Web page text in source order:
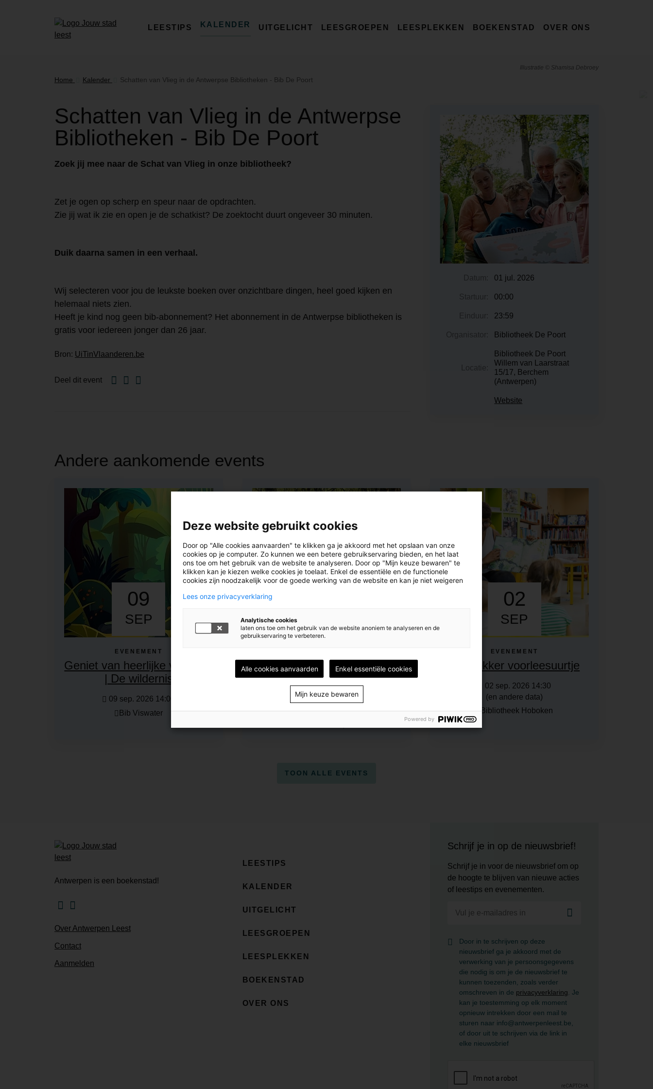
LEESTIPS KALENDER UITGELICHT LEESGROEPEN LEESPLEKKEN BOEKENSTAD OVER ONS
Home Kalender Schatten van Vlieg in de Antwerpse Bibliotheken - Bib De Poort
Illustratie © Shamisa Debroey
Schatten van Vlieg in de Antwerpse
Bibliotheken - Bib De Poort
Zoek jij mee naar de Schat van Vlieg in onze bibliotheek?
Zet je ogen op scherp en speur naar de opdrachten.
Zie jij wat ik zie en open je de schatkist? De zoektocht duurt ongeveer 30 minuten.
Duik daarna samen in een verhaal.
Wij selecteren voor jou de leukste boeken over onzichtbare dingen, heel goed kijken en
helemaal niets zien.
Heeft je kind nog geen bib-abonnement? Het abonnement in de Antwerpse bibliotheken is
gratis voor iedereen jonger dan 26 jaar.
Bron: UiTinVlaanderen.be
Deel dit event Facebook
Twitter
01 jul. 2026
00:00
23:59
Bibliotheek De Poort
Bibliotheek De Poort
Willem van Laarstraat
15/17, Berchem
(Antwerpen)
Website
Andere aankomende events
09
SEP
EVENEMENT
Geniet van heerlijke verhalen
| De wildernis
09 sep. 2026 14:00
Bib Viswater
Weetjes en verhalen over
bomen
30 sep. 2026 20:00
Bib Rozemaai (Ontmoetingscentrum
02
SEP
EVENEMENT
Leeslekker voorleesuurtje
02 sep. 2026 14:30
(en andere data)
Bibliotheek Hoboken
TOON ALLE EVENTS
Antwerpen is een boekenstad!
Facebook
Over Antwerpen Leest
Contact
Aanmelden
LEESTIPS
KALENDER
UITGELICHT
LEESGROEPEN
LEESPLEKKEN
BOEKENSTAD
OVER ONS
Schrijf je in op de nieuwsbrief!
Schrijf je in voor de nieuwsbrief om op
de hoogte te blijven van nieuwe acties
of leestips en evenementen.
Door in te schrijven op deze
nieuwsbrief ga je akkoord met de
verwerking van je persoonsgegevens
die nodig is om je de nieuwsbrief te
kunnen toezenden, zoals verder
omschreven in de privacyverklaring . Je
kan je toestemming op elk moment
opnieuw intrekken door een mail te
sturen naar info@antwerpenleest.be,
of door uit te schrijven via de link in
elke nieuwsbrief
Deze website gebruikt cookies
Door op "Alle cookies aanvaarden" te klikken ga je akkoord met het opslaan van onze
cookies op je computer. Zo kunnen we een betere gebruikservaring bieden, en het laat
ons toe om het gebruik van de website te analyseren. Door op "Mijn keuze bewaren" te
klikken kan je kiezen welke cookies je toelaat. Enkel de essentiële en de functionele
cookies zijn noodzakelijk voor de goede werking van de website en kan je niet weigeren
Lees onze privacyverklaring
Analytische cookies
laten ons toe om het gebruik van de website anoniem te analyseren en de
gebruikservaring te verbeteren.
Alle cookies aanvaarden Enkel essentiële cookies
Mijn keuze bewaren
Powered by